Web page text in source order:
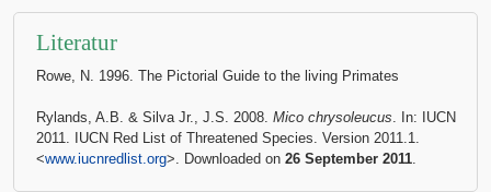
Literatur
Rowe, N. 1996. The Pictorial Guide to the living Primates
Rylands, A.B. & Silva Jr., J.S. 2008. Mico chrysoleucus. In: IUCN
2011. IUCN Red List of Threatened Species. Version 2011.1.
<www.iucnredlist.org>. Downloaded on 26 September 2011.